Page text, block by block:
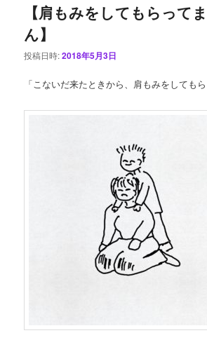
【肩もみをしてもらって
ん】
投稿日時:2018年5月3日
「こないだ来たときから、肩もみをしても